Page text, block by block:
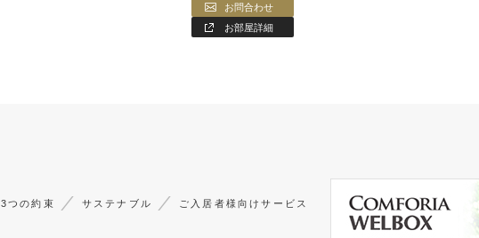
お問合わせ
お部屋詳細
3つの約束 サステナブル ご入居者様向けサービス